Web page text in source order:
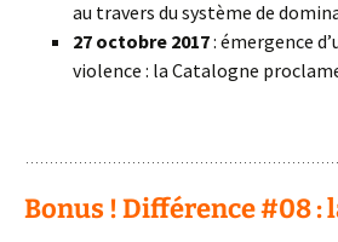
au travers du système de
27 octobre 2017: émergence
violence : la Catalogne
Bonus ! Différence #08 :